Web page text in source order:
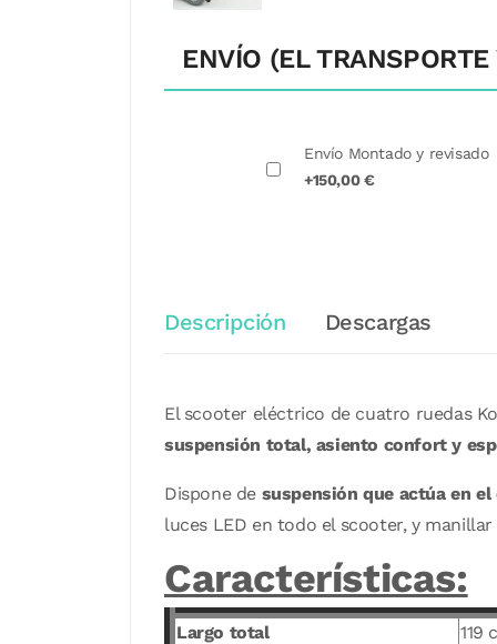
ENVÍO (EL
Envío Montado y revisado
+150,00 €
Descripción Descargas
El scooter eléctrico de cuatro ruedas
suspensión total, asiento confort y
Dispone de suspensión que actúa en
luces LED en todo el scooter, y
Características:
Largo total
119